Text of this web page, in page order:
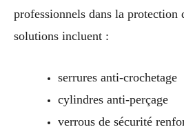
professionnels dans la protection
solutions incluent :
serrures anti-crochetage
cylindres anti-perçage
verrous de sécurité